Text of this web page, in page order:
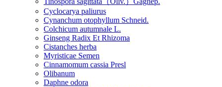
Cyclocarya paliurus
Cynanchum otophyllum Schneid.
Colchicum autumnale L.
Ginseng Radix Et Rhizoma
Cistanches herba
Myristicae Semen
Cinnamomum cassia Presl
Olibanum
Daphne odora